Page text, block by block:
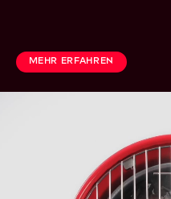
Mehr erfahren